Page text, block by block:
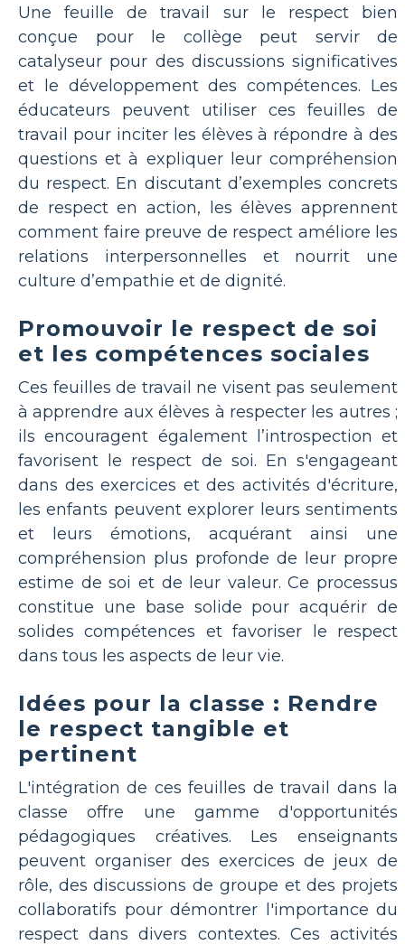
Une feuille de travail sur le respect bien
conçue pour le collège peut servir de
catalyseur pour des discussions significatives
et le développement des compétences. Les
éducateurs peuvent utiliser ces feuilles de
travail pour inciter les élèves à répondre à des
questions et à expliquer leur compréhension
du respect. En discutant d’exemples concrets
de respect en action, les élèves apprennent
comment faire preuve de respect améliore les
relations interpersonnelles et nourrit une
culture d’empathie et de dignité.
Promouvoir le respect de soi
et les compétences sociales
Ces feuilles de travail ne visent pas seulement
à apprendre aux élèves à respecter les autres ;
ils encouragent également l’introspection et
favorisent le respect de soi. En s'engageant
dans des exercices et des activités d'écriture,
les enfants peuvent explorer leurs sentiments
et leurs émotions, acquérant ainsi une
compréhension plus profonde de leur propre
estime de soi et de leur valeur. Ce processus
constitue une base solide pour acquérir de
solides compétences et favoriser le respect
dans tous les aspects de leur vie.
Idées pour la classe : Rendre
le respect tangible et
pertinent
L'intégration de ces feuilles de travail dans la
classe offre une gamme d'opportunités
pédagogiques créatives. Les enseignants
peuvent organiser des exercices de jeux de
rôle, des discussions de groupe et des projets
collaboratifs pour démontrer l'importance du
respect dans divers contextes. Ces activités